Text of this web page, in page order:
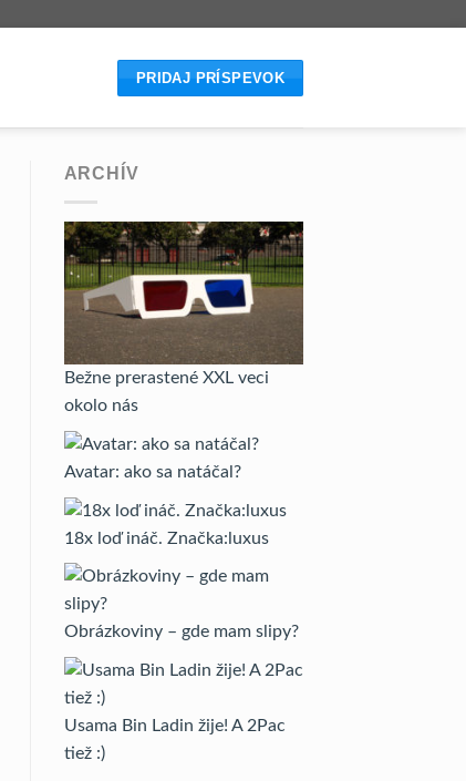
PRIDAJ PRÍSPEVOK
ARCHÍV
Bežne prerastené XXL veci
okolo nás
Avatar: ako sa natáčal?
18x loď ináč. Značka:luxus
Obrázkoviny – gde mam slipy?
Usama Bin Ladin žije! A 2Pac
tiež :)